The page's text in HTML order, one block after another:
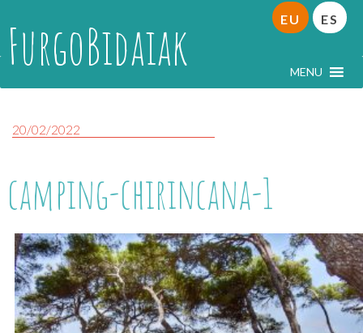
FurgoBidaiak MENU
EU ES
20/02/2022
camping-chirincana-1